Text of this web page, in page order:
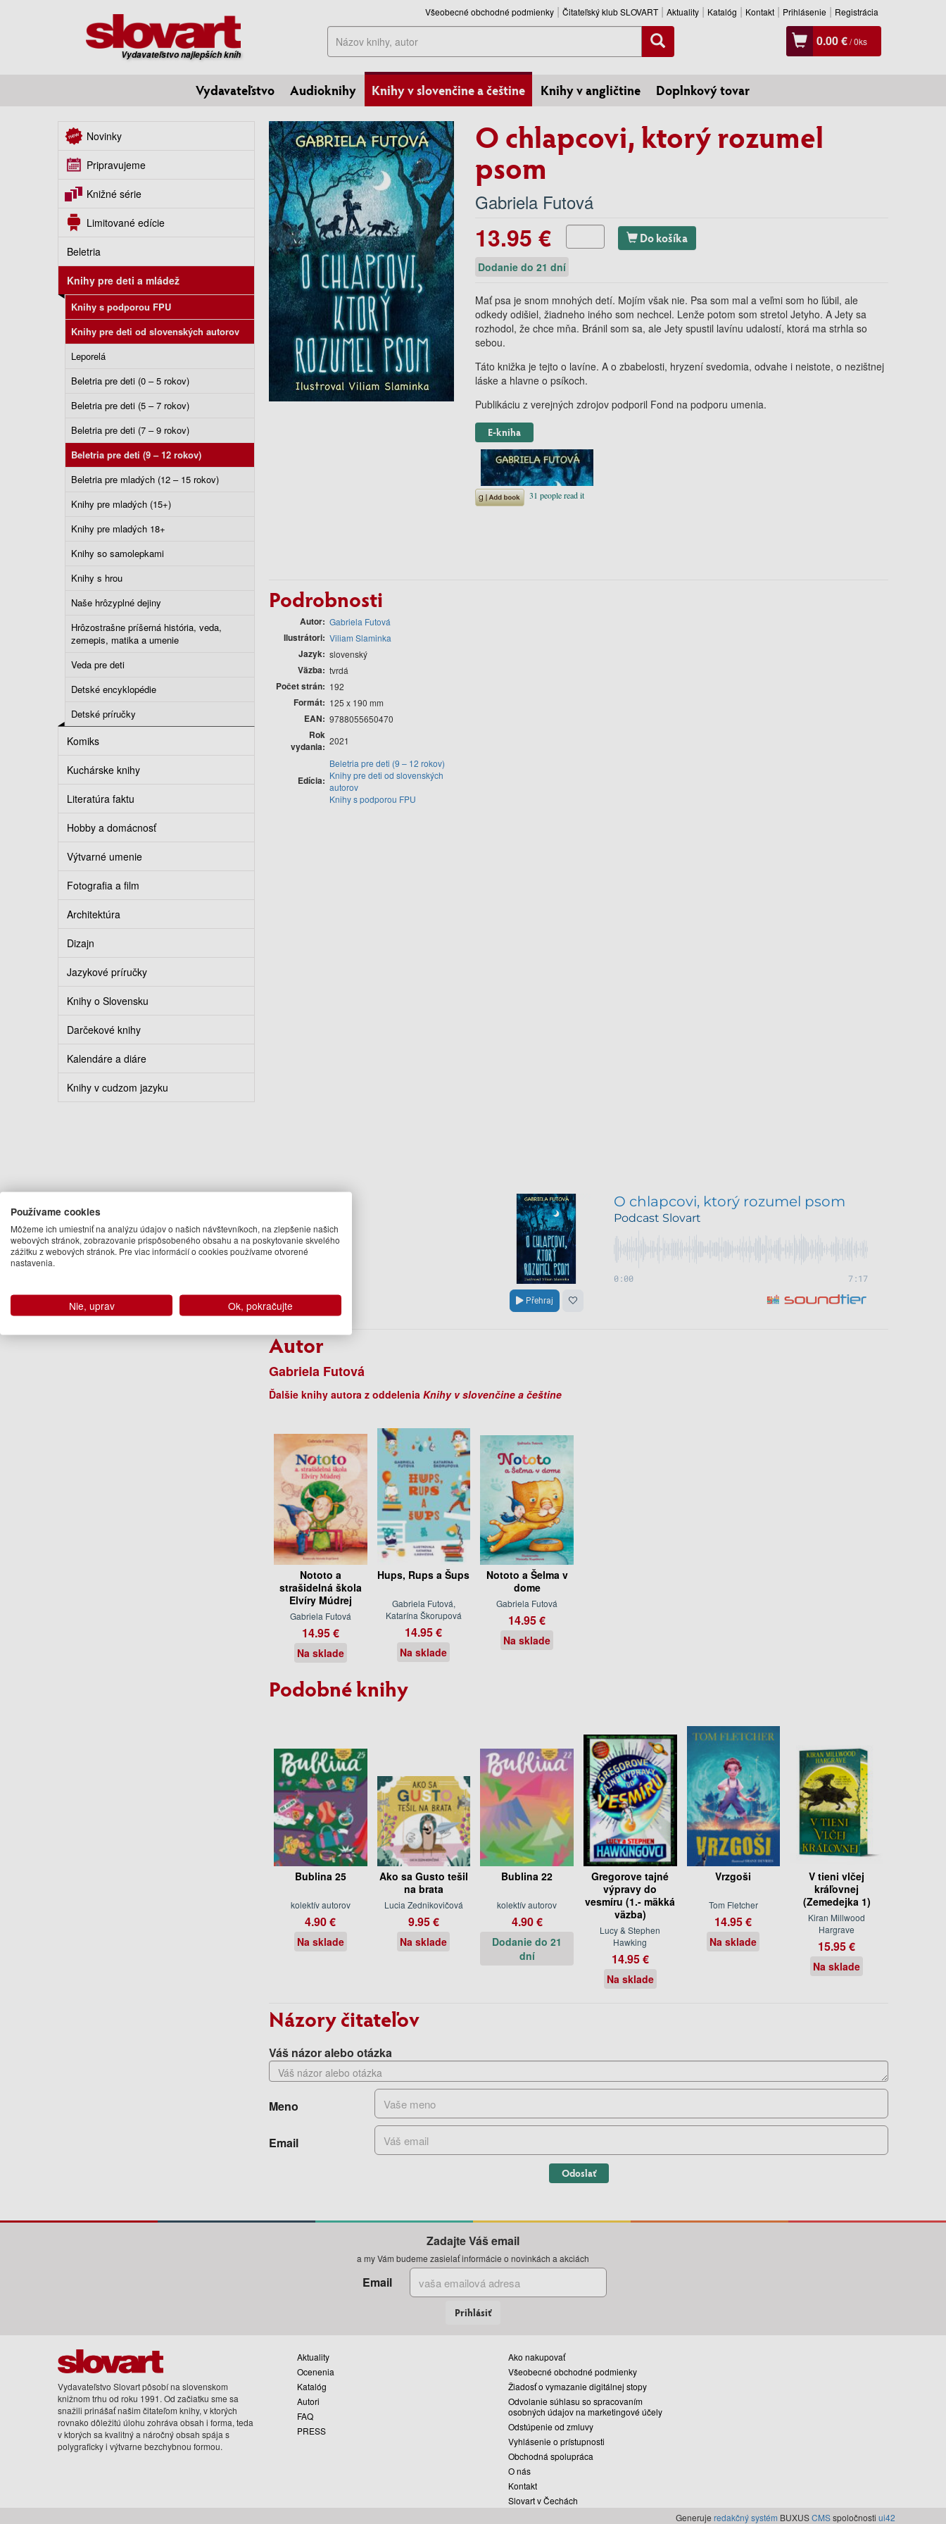
Vydavateľstvo najlepších kníh
Všeobecné obchodné podmienky Čitateľský klub SLOVART Aktuality Katalóg Kontakt Prihlásenie Registrácia
Hľadať 0.00 €/0ks
Vydavateľstvo Audioknihy Knihy v slovenčine a češtine Knihy v angličtine Doplnkový tovar
Novinky
Pripravujeme
Knižné série
Limitované edície
Beletria
Knihy pre deti a mládež
Knihy s podporou FPU
Knihy pre deti od slovenských autorov
Leporelá
Beletria pre deti (0 – 5 rokov)
Beletria pre deti (5 – 7 rokov)
Beletria pre deti (7 – 9 rokov)
Beletria pre deti (9 – 12 rokov)
Beletria pre mladých (12 – 15 rokov)
Knihy pre mladých (15+)
Knihy pre mladých 18+
Knihy so samolepkami
Knihy s hrou
Naše hrôzyplné dejiny
Hrôzostrašne príšerná história, veda,
zemepis, matika a umenie
Veda pre deti
Detské encyklopédie
Detské príručky
Komiks
Kuchárske knihy
Literatúra faktu
Hobby a domácnosť
Výtvarné umenie
Fotografia a film
Architektúra
Dizajn
Jazykové príručky
Knihy o Slovensku
Darčekové knihy
Kalendáre a diáre
Knihy v cudzom jazyku
O chlapcovi, ktorý rozumel
psom
Gabriela Futová
13.95 € Do košíka
Dodanie do 21 dní
Mať psa je snom mnohých detí. Mojím však nie. Psa som mal a veľmi som ho ľúbil, ale
odkedy odišiel, žiadneho iného som nechcel. Lenže potom som stretol Jetyho. A Jety sa
rozhodol, že chce mňa. Bránil som sa, ale Jety spustil lavínu udalostí, ktorá ma strhla so
sebou.
Táto knižka je tejto o lavíne. A o zbabelosti, hryzení svedomia, odvahe i neistote, o nezištnej
láske a hlavne o psíkoch.
Publikáciu z verejných zdrojov podporil Fond na podporu umenia.
E-kniha
Podrobnosti
Autor Gabriela Futová
Ilustrátori Viliam Slaminka
Jazyk slovenský
Väzba tvrdá
Počet strán 192
Formát 125 x 190 mm
EAN 9788055650470
Rok
vydania 2021
Edícia
Beletria pre deti (9 – 12 rokov)
Knihy pre deti od slovenských
autorov
Knihy s podporou FPU
Autor
Gabriela Futová
Ďalšie knihy autora z oddelenia Knihy v slovenčine a češtine
Nototo a
strašidelná škola
Elvíry Múdrej
Gabriela Futová
14.95 €
Na sklade
Hups, Rups a Šups
Gabriela Futová,
Katarína Škorupová
14.95 €
Na sklade
Nototo a Šelma v
dome
Gabriela Futová
14.95 €
Na sklade
Podobné knihy
Bublina 25
kolektív autorov
4.90 €
Na sklade
Ako sa Gusto tešil
na brata
Lucia Zednikovičová
9.95 €
Na sklade
Bublina 22
kolektív autorov
4.90 €
Dodanie do 21
dní
Gregorove tajné
výpravy do
vesmíru (1.- mäkká
väzba)
Lucy & Stephen
Hawking
14.95 €
Na sklade
Vrzgoši
Tom Fletcher
14.95 €
Na sklade
V tieni vlčej
kráľovnej
(Zemedejka 1)
Kiran Millwood
Hargrave
15.95 €
Na sklade
Názory čitateľov
Váš názor alebo otázka
Meno
Email
Odoslať
Používame cookies
Môžeme ich umiestniť na analýzu údajov o našich návštevníkoch, na zlepšenie našich
webových stránok, zobrazovanie prispôsobeného obsahu a na poskytovanie skvelého
zážitku z webových stránok. Pre viac informácií o cookies používame otvorené
nastavenia.
Nie, uprav Ok, pokračujte
Zadajte Váš email
a my Vám budeme zasielať informácie o novinkách a akciách
Email
Prihlásiť
Vydavateľstvo Slovart pôsobí na slovenskom
knižnom trhu od roku 1991. Od začiatku sme sa
snažili prinášať našim čitateľom knihy, v ktorých
rovnako dôležitú úlohu zohráva obsah i forma, teda
v ktorých sa kvalitný a náročný obsah spája s
polygraficky i výtvarne bezchybnou formou.
Aktuality
Ocenenia
Katalóg
Autori
FAQ
PRESS
Ako nakupovať
Všeobecné obchodné podmienky
Žiadosť o vymazanie digitálnej stopy
Odvolanie súhlasu so spracovaním
osobných údajov na marketingové účely
Odstúpenie od zmluvy
Vyhlásenie o prístupnosti
Obchodná spolupráca
O nás
Kontakt
Slovart v Čechách
Generuje redakčný systém BUXUSCMSspoločnosti ui42